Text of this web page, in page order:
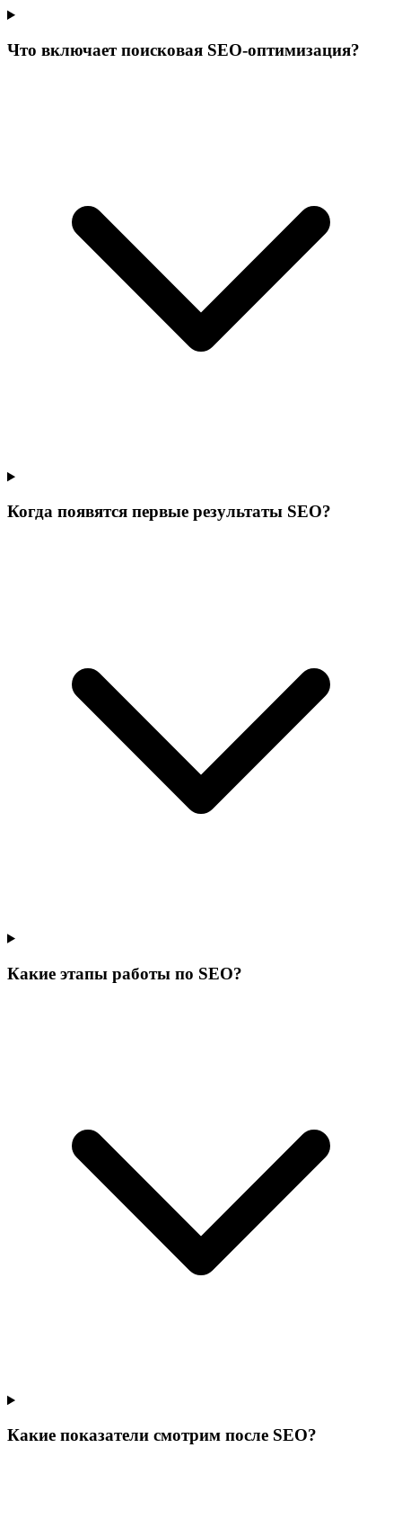
Что включает поисковая SEO-оптимизация?
Когда появятся первые результаты SEO?
Какие этапы работы по SEO?
Какие показатели смотрим после SEO?